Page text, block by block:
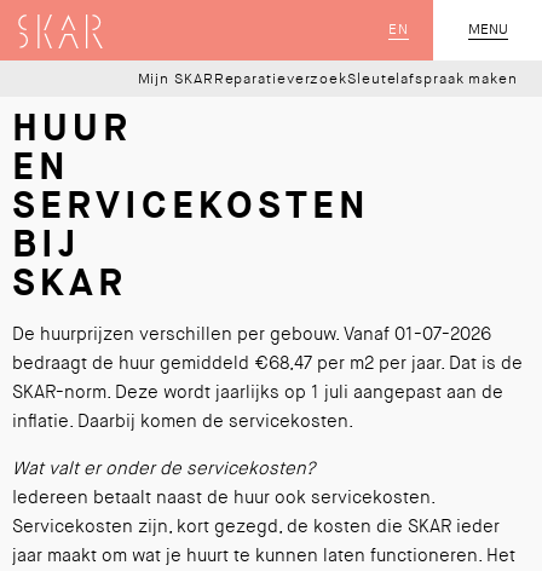
MENU
SLUIT
EN
SKAR
Mijn SKAR ReparatieverzoekSleutelafspraak maken
HUUR
EN
SERVICEKOSTEN
BIJ
SKAR
De huurprijzen verschillen per gebouw. Vanaf 01-07-2026
bedraagt de huur gemiddeld €68,47 per m2 per jaar. Dat is de
SKAR-norm. Deze wordt jaarlijks op 1 juli aangepast aan de
inflatie. Daarbij komen de servicekosten.
Wat valt er onder de servicekosten?
Iedereen betaalt naast de huur ook servicekosten.
Servicekosten zijn, kort gezegd, de kosten die SKAR ieder
jaar maakt om wat je huurt te kunnen laten functioneren. Het